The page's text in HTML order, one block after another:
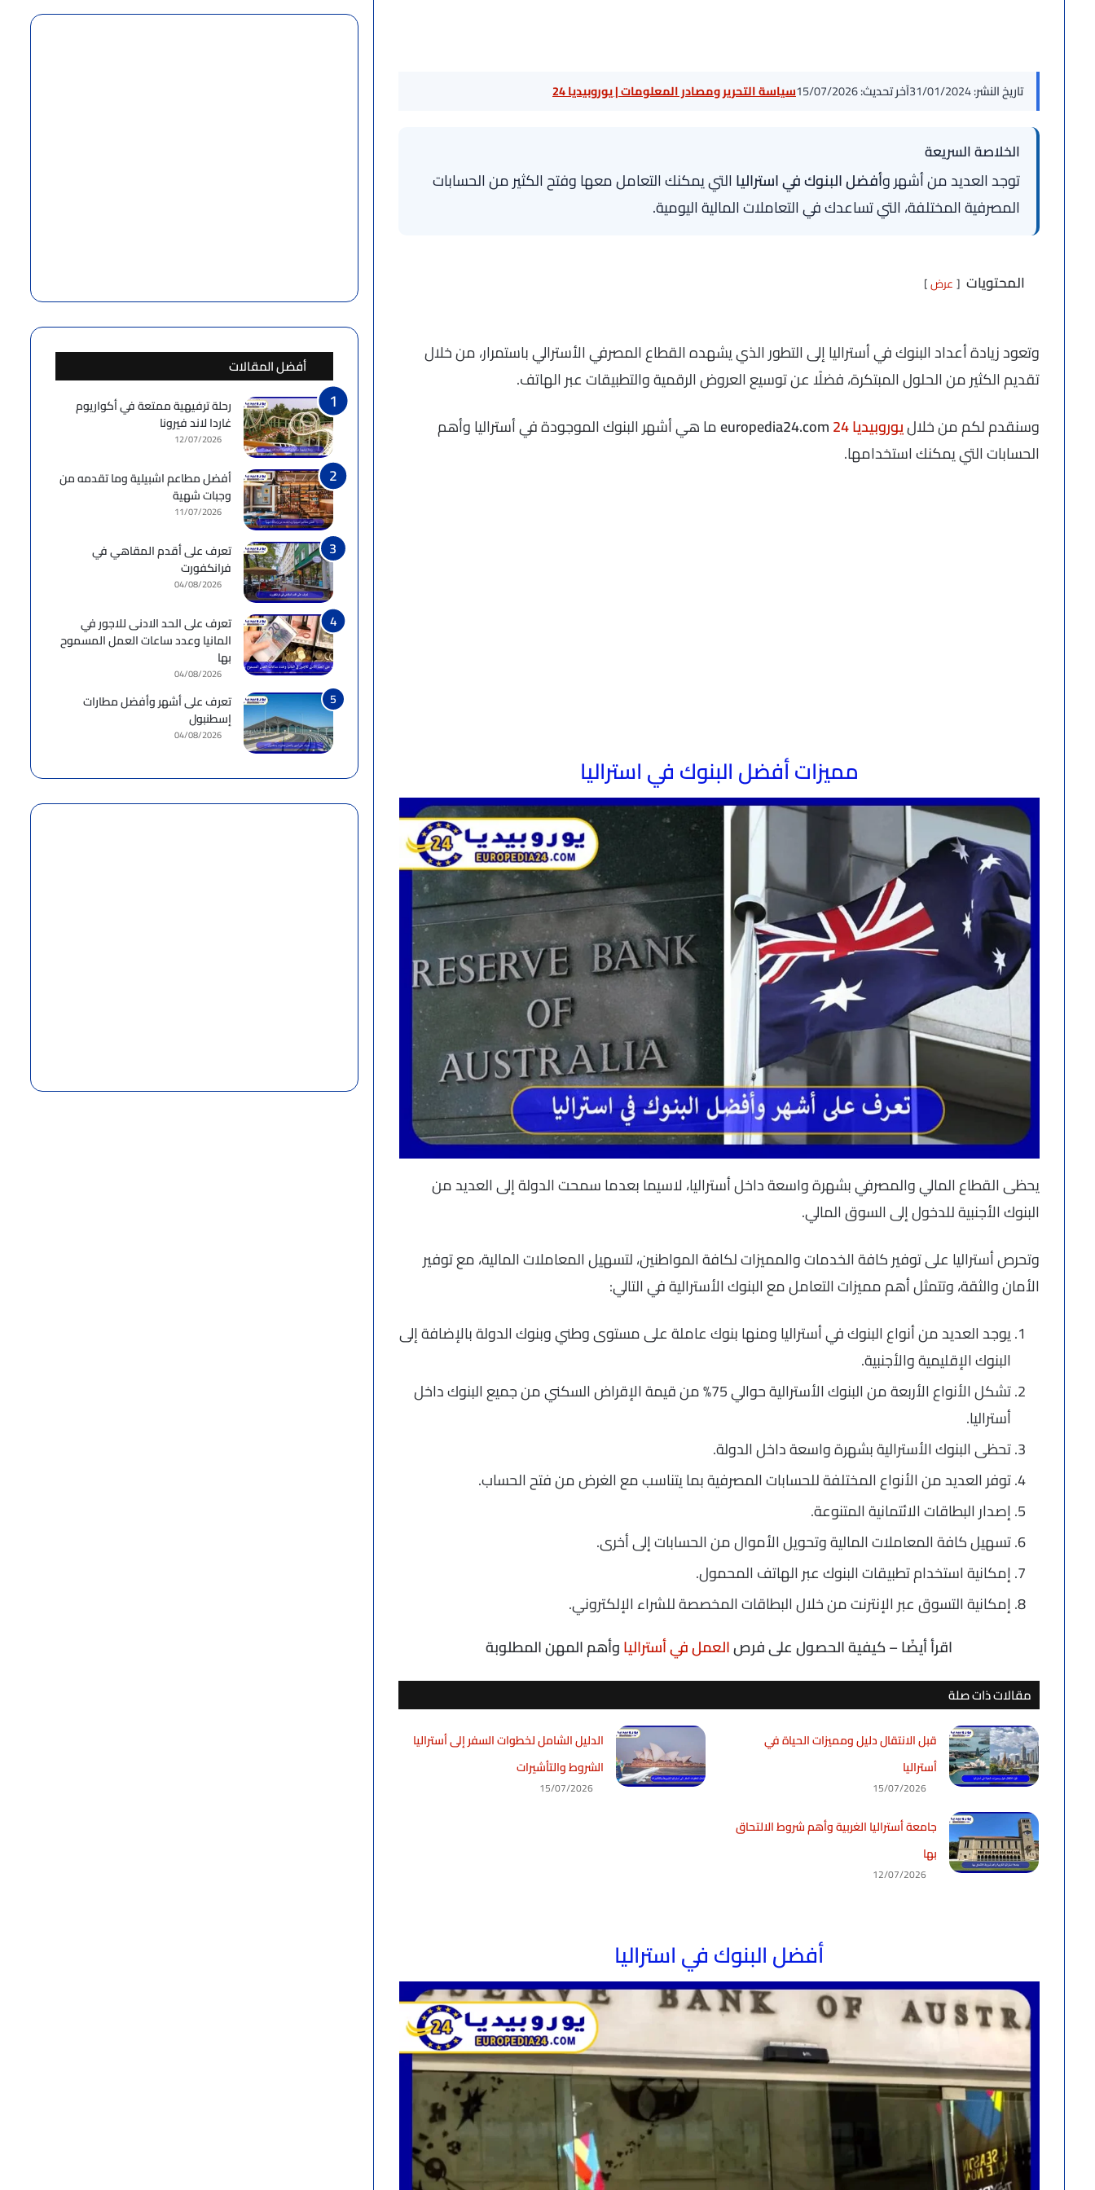
تاريخ النشر:31/01/2024آخر تحديث:15/07/2026سياسة التحرير ومصادر المعلومات | يوروبيديا 24
الخلاصة السريعة
توجد العديد من أشهر وأفضل البنوك في استرالياالتي يمكنك التعامل معها وفتح الكثير من الحسابات
المصرفية المختلفة، التي تساعدك في التعاملات المالية اليومية.
المحتويات عرض
وتعود زيادة أعداد البنوك في أستراليا إلى التطور الذي يشهده القطاع المصرفي الأسترالي باستمرار، من خلال
تقديم الكثير من الحلول المبتكرة، فضلًا عن توسيع العروض الرقمية والتطبيقات عبر الهاتف.
وسنقدم لكم من خلاليوروبيديا 24
ما هي أشهر البنوك الموجودة في أستراليا وأهم
الحسابات التي يمكنك استخدامها.
مميزات أفضل البنوك في استراليا
يحظى القطاع المالي والمصرفي بشهرة واسعة داخل أستراليا، لاسيما بعدما سمحت الدولة إلى العديد من
البنوك الأجنبية للدخول إلى السوق المالي.
وتحرص أستراليا على توفير كافة الخدمات والمميزات لكافة المواطنين، لتسهيل المعاملات المالية، مع توفير
الأمان والثقة، وتتمثل أهم مميزات التعامل مع البنوك الأسترالية في التالي:
يوجد العديد من أنواع البنوك في أستراليا ومنها بنوك عاملة على مستوى وطني وبنوك الدولة بالإضافة إلى
البنوك الإقليمية والأجنبية.
تشكل الأنواع الأربعة من البنوك الأسترالية حوالي 75% من قيمة الإقراض السكني من جميع البنوك داخل
أستراليا.
تحظى البنوك الأسترالية بشهرة واسعة داخل الدولة.
توفر العديد من الأنواع المختلفة للحسابات المصرفية بما يتناسب مع الغرض من فتح الحساب.
إصدار البطاقات الائتمانية المتنوعة.
تسهيل كافة المعاملات المالية وتحويل الأموال من الحسابات إلى أخرى.
إمكانية استخدام تطبيقات البنوك عبر الهاتف المحمول.
إمكانية التسوق عبر الإنترنت من خلال البطاقات المخصصة للشراء الإلكتروني.
اقرأ أيضًا – كيفية الحصول على فرصالعمل في أسترالياوأهم المهن المطلوبة
مقالات ذات صلة
قبل الانتقال دليل ومميزات الحياة في
أستراليا
15/07/2026
الدليل الشامل لخطوات السفر إلى أستراليا
الشروط والتأشيرات
15/07/2026
جامعة أستراليا الغربية وأهم شروط الالتحاق
بها
12/07/2026
أفضل البنوك في استراليا
أفضل المقالات
رحلة ترفيهية ممتعة في أكواريوم
غاردا لاند فيرونا
12/07/2026
أفضل مطاعم اشبيلية وما تقدمه من
وجبات شهية
11/07/2026
تعرف على أقدم المقاهي في
فرانكفورت
04/08/2026
تعرف على الحد الادنى للاجور في
المانيا وعدد ساعات العمل المسموح
بها
04/08/2026
تعرف على أشهر وأفضل مطارات
إسطنبول
04/08/2026